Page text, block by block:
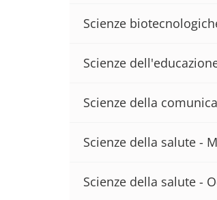
Scienze
Scienze
Scienze della
Scienze della salute -
Scienze della salute -